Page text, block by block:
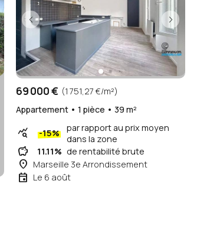
69 000 € (1 751,27 €/m²)
Appartement • 1 pièce • 39 m²
query_stats -15%
par rapport au prix moyen
dans la zone
savings 11.11% de rentabilité brute
place Marseille 3e Arrondissement
event Le 6 août